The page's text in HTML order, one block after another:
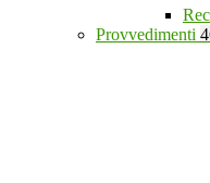
Provvedimenti